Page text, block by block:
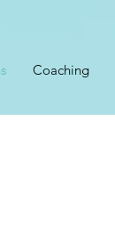
Coaching